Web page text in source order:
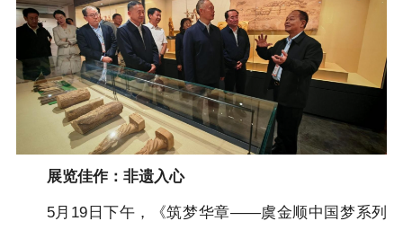
展览佳作：非遗入心
5月19日下午，《筑梦华章——虞金顺中国梦系列